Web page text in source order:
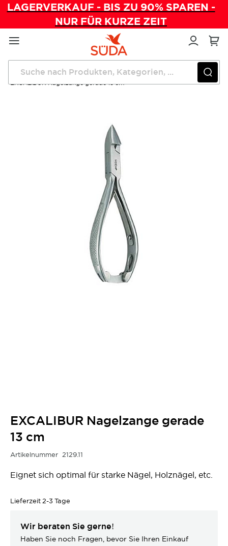
LAGERVERKAUF - BIS ZU 90% SPAREN -
NUR FÜR KURZE ZEIT
Direkt
zum
Inhalt
Startseite
Instrumente
EXCALIBUR Nagelzange gerade 13 cm
EXCALIBUR Nagelzange gerade
13 cm
Artikelnummer 2129.11
Eignet sich optimal für starke Nägel, Holznägel, etc.
Lieferzeit 2-3 Tage
Wir beraten Sie gerne!
Haben Sie noch Fragen, bevor Sie Ihren Einkauf